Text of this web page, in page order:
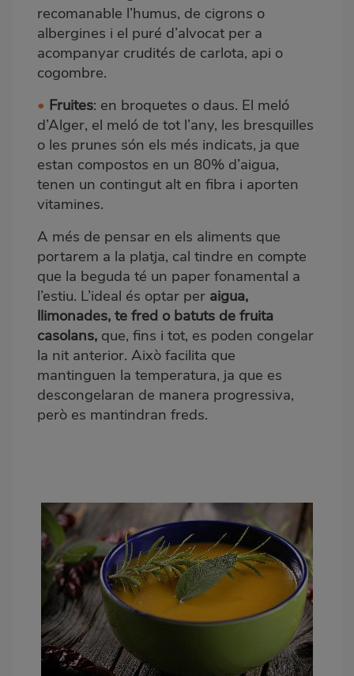
recomanable l’humus, de cigrons o
albergines i el puré d’alvocat per a
acompanyar crudités de carlota, api o
cogombre.
• Fruites: en broquetes o daus. El meló
d’Alger, el meló de tot l’any, les bresquilles
o les prunes són els més indicats, ja que
estan compostos en un 80% d’aigua,
tenen un contingut alt en fibra i aporten
vitamines.
A més de pensar en els aliments que
portarem a la platja, cal tindre en compte
que la beguda té un paper fonamental a
l’estiu. L’ideal és optar per aigua,
llimonades, te fred o batuts de fruita
casolans, que, fins i tot, es poden congelar
la nit anterior. Això facilita que
mantinguen la temperatura, ja que es
descongelaran de manera progressiva,
però es mantindran freds.